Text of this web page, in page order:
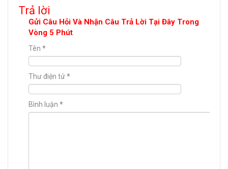
Trả lời
Gửi Câu Hỏi Và Nhận Câu Trả Lời Tại Đây Trong
Vòng 5 Phút
Tên *
Thư điện tử*
Bình luận *